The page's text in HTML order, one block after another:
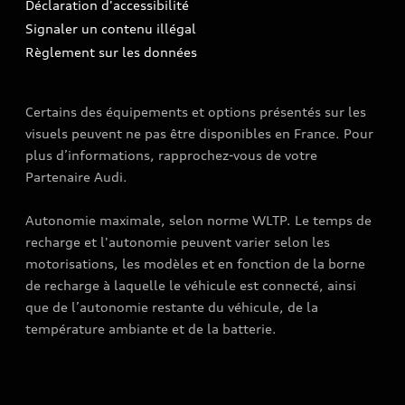
Déclaration d'accessibilité
Signaler un contenu illégal
Règlement sur les données
Certains des équipements et options présentés sur les
visuels peuvent ne pas être disponibles en France. Pour
plus d’informations, rapprochez-vous de votre
Partenaire Audi.
Autonomie maximale, selon norme WLTP. Le temps de
recharge et l'autonomie peuvent varier selon les
motorisations, les modèles et en fonction de la borne
de recharge à laquelle le véhicule est connecté, ainsi
que de l’autonomie restante du véhicule, de la
température ambiante et de la batterie.